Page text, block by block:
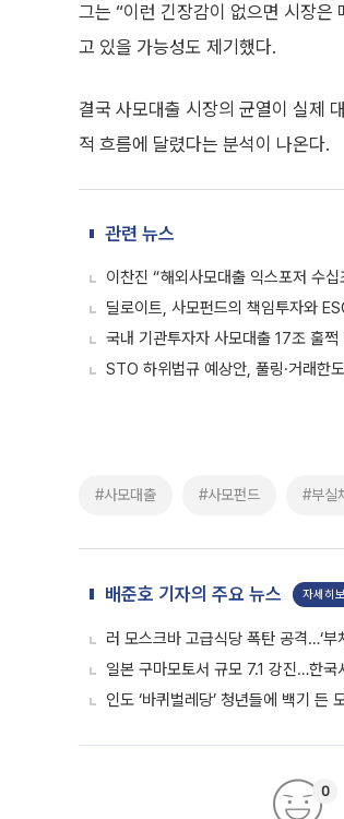
그는 “이런 긴장감이 없으면 시장은
고 있을 가능성도 제기했다.
결국 사모대출 시장의 균열이 실제
적 흐름에 달렸다는 분석이 나온다.
관련 뉴스
이찬진 “해외사모대출 익스포저 수
딜로이트, 사모펀드의 책임투자와
국내 기관투자자 사모대출 17조 훌
STO 하위법규 예상안, 풀링·거래한
#사모대출 #사모펀드 #부실
배준호 기자의 주요 뉴스 자세히
러 모스크바 고급식당 폭탄 공격…‘부
일본 구마모토서 규모 7.1 강진…한
인도 ‘바퀴벌레당’ 청년들에 백기 든
0